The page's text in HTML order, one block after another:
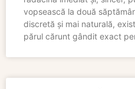
vopsească la două
discretă și mai naturală,
părul cărunt gândit exact